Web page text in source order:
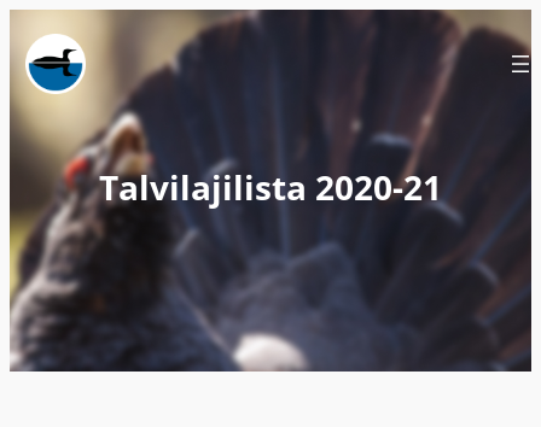
sisältöön
Talvilajilista 2020-21